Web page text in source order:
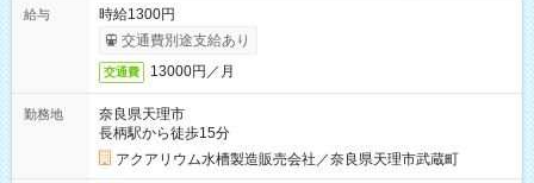
給与
時給1300円
交通費別途支給あり
交通費 13000円／月
勤務地
奈良県天理市
長柄駅から徒歩15分
アクアリウム水槽製造販売会社／奈良県天理市武蔵町